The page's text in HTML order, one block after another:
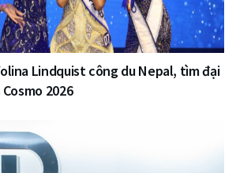
Lindquist công du Nepal, tìm đại
2026